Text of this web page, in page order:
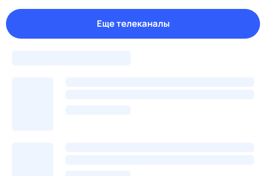
Еще телеканалы